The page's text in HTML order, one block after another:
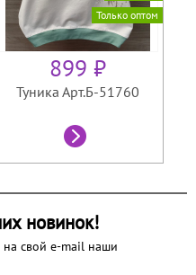
Только оптом
899 ₽
Туника Арт.Б-51760
новинок!
на свой e-mail наши